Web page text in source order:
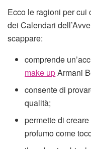
Ecco le ragioni per
dei Calendari
scappare:
comprende
make upArmani
consente di
qualità;
permette di creare
profumo come